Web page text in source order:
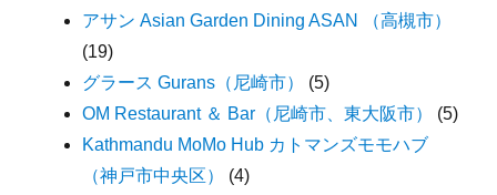
アサン Asian Garden Dining ASAN （高槻市）
(19)
グラース Gurans（尼崎市）
(5)
OM Restaurant ＆ Bar（尼崎市、東大阪市）
(5)
Kathmandu MoMo Hub カトマンズモモハブ
（神戸市中央区）
(4)